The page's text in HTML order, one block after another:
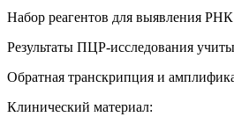
Набор реагентов для выявления
Результаты ПЦР-исследования
Обратная транскрипция и
Клинический материал: